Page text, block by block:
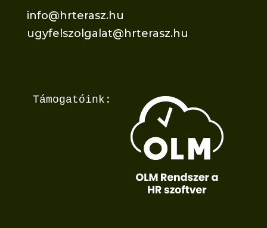
info@hrterasz.hu
ugyfelszolgalat@hrterasz.hu
Támogatóink: